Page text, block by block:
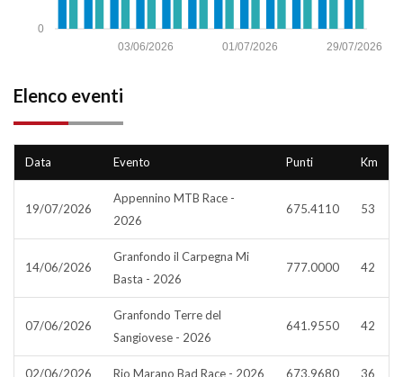
0
29/07/2026
01/07/2026
03/06/2026
Elenco eventi
Data Evento Punti Km
19/07/2026
Appennino MTB Race -
2026
675.4110 53
14/06/2026
Granfondo il Carpegna Mi
Basta - 2026
777.0000 42
07/06/2026
Granfondo Terre del
Sangiovese - 2026
641.9550 42
02/06/2026 Rio Marano Bad Race - 2026 673.9680 36